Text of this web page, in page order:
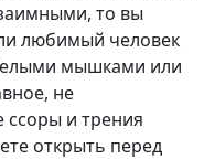
то вы
любимый человек
мышками или
не
ссоры и трения
открыть перед